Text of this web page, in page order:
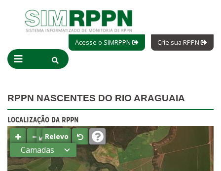
Acesse o SIMRPPN Crie sua RPPN
RPPN NASCENTES DO RIO ARAGUAIA
LOCALIZAÇÃO DA RPPN
+ −⤢Relevo
Camadas
Estados